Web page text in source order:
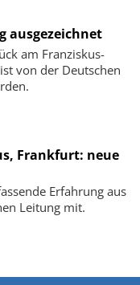
ausgezeichnet
am Franziskus-
von der Deutschen
Frankfurt: neue
Erfahrung aus
Leitung mit.